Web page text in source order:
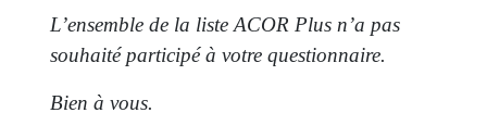
L’ensemble de la liste ACOR Plus n’a pas
souhaité participé à votre questionnaire.
Bien à vous.